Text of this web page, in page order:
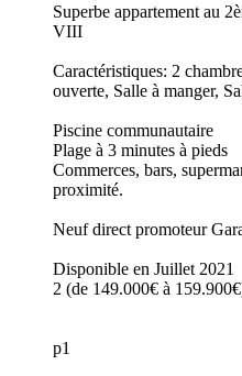
Superbe appartement au
VIII
Caractéristiques: 2
ouverte, Salle à manger,
Piscine communautaire
Plage à 3 minutes à pieds
Commerces, bars,
proximité.
Neuf direct promoteur
Disponible en Juillet 2021
2 (de 149.000€ à
p1